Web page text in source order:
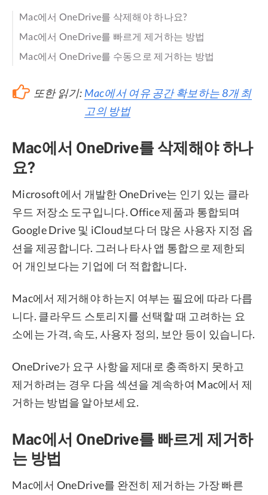
Mac에서 OneDrive를 삭제해야 하나요?
Mac에서 OneDrive를 빠르게 제거하는 방법
Mac에서 OneDrive를 수동으로 제거하는 방법
또한 읽기: Mac에서 여유 공간 확보하는 8개 최
고의 방법
Mac에서 OneDrive를 삭제해야 하나
요?
Microsoft에서 개발한 OneDrive는 인기 있는 클라
우드 저장소 도구입니다. Office 제품과 통합되며
Google Drive 및 iCloud보다 더 많은 사용자 지정 옵
션을 제공합니다. 그러나 타사 앱 통합으로 제한되
어 개인보다는 기업에 더 적합합니다.
Mac에서 제거해야 하는지 여부는 필요에 따라 다릅
니다. 클라우드 스토리지를 선택할 때 고려하는 요
소에는 가격, 속도, 사용자 정의, 보안 등이 있습니다.
OneDrive가 요구 사항을 제대로 충족하지 못하고
제거하려는 경우 다음 섹션을 계속하여 Mac에서 제
거하는 방법을 알아보세요.
Mac에서 OneDrive를 빠르게 제거하
는 방법
Mac에서 OneDrive를 완전히 제거하는 가장 빠른